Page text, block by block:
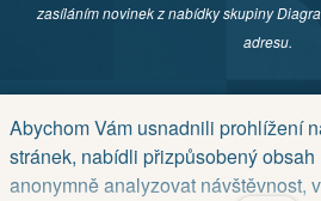
zasíláním novinek z nabídky skupiny
adresu.
© Copyright 2026
Abychom Vám usnadnili prohlížení
stránek, nabídli přizpůsobený
anonymně analyzovat návštěvnost,